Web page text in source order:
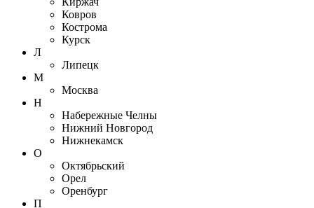
Ковров
Кострома
Курск
Л
Липецк
М
Москва
Н
Набережные Челны
Нижний Новгород
Нижнекамск
О
Октябрьский
Орел
Оренбург
П